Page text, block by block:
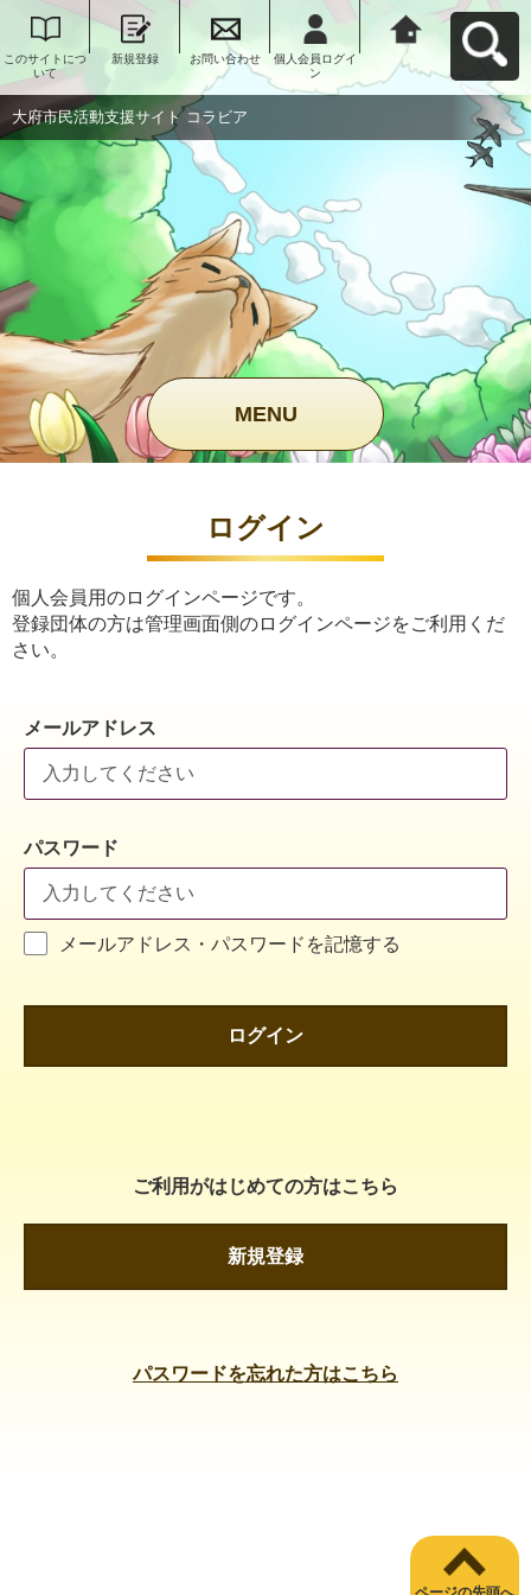
このサイトにつ
いて
新規登録 お問い合わせ
個人会員ログイ
ン
大府市民活動支
援サイト コラビ
アへ戻る
大府市民活動支援サイト コラビア
MENU
ログイン
個人会員用のログインページです。
登録団体の方は管理画面側のログインページをご利用くだ
さい。
メールアドレス
パスワード
メールアドレス・パスワードを記憶する
ログイン
ご利用がはじめての方はこちら
新規登録
パスワードを忘れた方はこちら